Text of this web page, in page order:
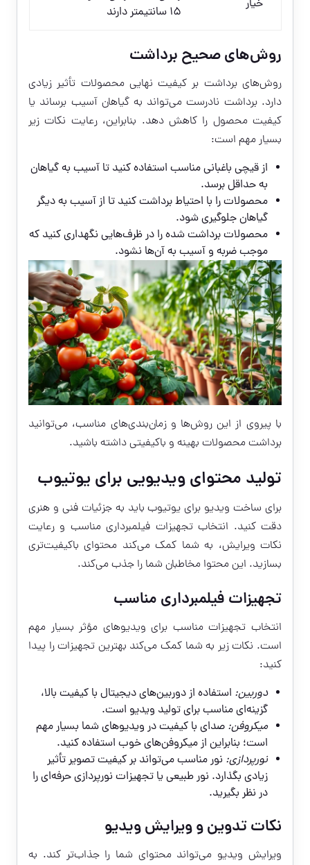
خیار
۱۵ سانتیمتر دارند
روش‌های صحیح برداشت
روش‌های برداشت بر کیفیت نهایی محصولات تأثیر زیادی
دارد. برداشت نادرست می‌تواند به گیاهان آسیب برساند یا
کیفیت محصول را کاهش دهد. بنابراین، رعایت نکات زیر
بسیار مهم است:
از قیچی باغبانی مناسب استفاده کنید تا آسیب به گیاهان
به حداقل برسد.
محصولات را با احتیاط برداشت کنید تا از آسیب به دیگر
گیاهان جلوگیری شود.
محصولات برداشت شده را در ظرف‌هایی نگهداری کنید که
موجب ضربه و آسیب به آن‌ها نشود.
با پیروی از این روش‌ها و زمان‌بندی‌های مناسب، می‌توانید
برداشت محصولات بهینه و باکیفیتی داشته باشید.
تولید محتوای ویدیویی برای یوتیوب
برای ساخت ویدیو برای یوتیوب باید به جزئیات فنی و هنری
دقت کنید. انتخاب تجهیزات فیلمبرداری مناسب و رعایت
نکات ویرایش، به شما کمک می‌کند محتوای باکیفیت‌تری
بسازید. این محتوا مخاطبان شما را جذب می‌کند.
تجهیزات فیلمبرداری مناسب
انتخاب تجهیزات مناسب برای ویدیوهای مؤثر بسیار مهم
است. نکات زیر به شما کمک می‌کند بهترین تجهیزات را پیدا
کنید:
دوربین: استفاده از دوربین‌های دیجیتال با کیفیت بالا،
گزینه‌ای مناسب برای تولید ویدیو است.
میکروفن: صدای با کیفیت در ویدیوهای شما بسیار مهم
است؛ بنابراین از میکروفن‌های خوب استفاده کنید.
نورپردازی: نور مناسب می‌تواند بر کیفیت تصویر تأثیر
زیادی بگذارد. نور طبیعی یا تجهیزات نورپردازی حرفه‌ای را
در نظر بگیرید.
نکات تدوین و ویرایش ویدیو
ویرایش ویدیو می‌تواند محتوای شما را جذاب‌تر کند. به